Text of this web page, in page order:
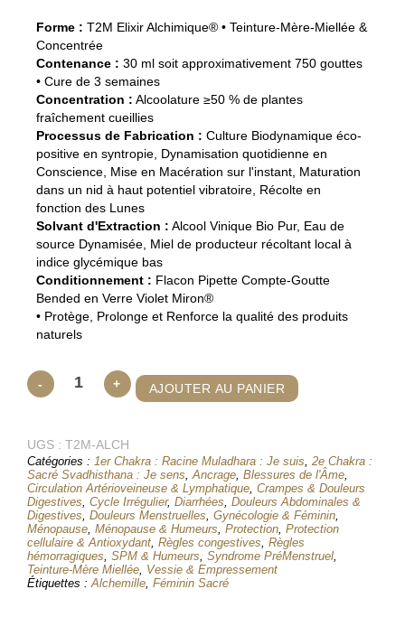
Forme : T2M Elixir Alchimique® • Teinture-Mère-Miellée &
Concentrée
Contenance : 30 ml soit approximativement 750 gouttes
• Cure de 3 semaines
Concentration : Alcoolature ≥50 % de plantes
fraîchement cueillies
Processus de Fabrication : Culture Biodynamique éco-
positive en syntropie, Dynamisation quotidienne en
Conscience, Mise en Macération sur l'instant, Maturation
dans un nid à haut potentiel vibratoire, Récolte en
fonction des Lunes
Solvant d'Extraction : Alcool Vinique Bio Pur, Eau de
source Dynamisée, Miel de producteur récoltant local à
indice glycémique bas
Conditionnement : Flacon Pipette Compte-Goutte
Bended en Verre Violet Miron®
• Protège, Prolonge et Renforce la qualité des produits
naturels
-
quantité
Commune
- T2M
Teinture
Mère
Miellée
+ AJOUTER AU PANIER
UGS : T2M-ALCH
Catégories : 1er Chakra : Racine Muladhara : Je suis, 2e Chakra :
Sacré Svadhisthana : Je sens,Ancrage, Blessures de l'Âme,
Circulation Artérioveineuse & Lymphatique, Crampes & Douleurs
Digestives, Cycle Irrégulier, Diarrhées, Douleurs Abdominales &
Digestives, Douleurs Menstruelles, Gynécologie & Féminin,
Ménopause, Ménopause & Humeurs, Protection, Protection
cellulaire & Antioxydant, Règles congestives, Règles
hémorragiques, SPM & Humeurs, Syndrome PréMenstruel,
Teinture-Mère Miellée, Vessie & Empressement
Étiquettes :Alchemille, Féminin Sacré